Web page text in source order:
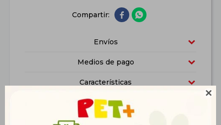

 
Envíos
Medios de pago
Características